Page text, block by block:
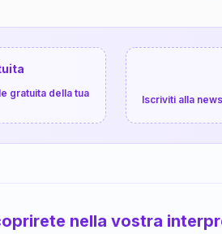
gratuita della tua
Iscriviti alla
nella vostra